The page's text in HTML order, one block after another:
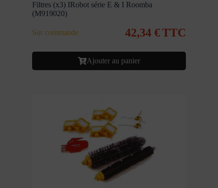
Filtres (x3) IRobot série E & I Roomba
(M919020)
Sur commande 42,34 €TTC
Ajouter au panier